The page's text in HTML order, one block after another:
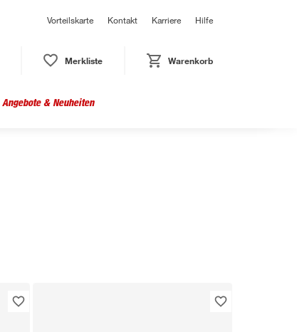
Vorteilskarte Kontakt Karriere Hilfe
Merkliste Warenkorb
Angebote & Neuheiten